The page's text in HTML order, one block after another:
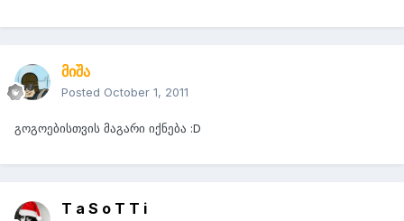
მიშა
Posted October 1, 2011
გოგოებისთვის მაგარი იქნება :D
T a S o T T i